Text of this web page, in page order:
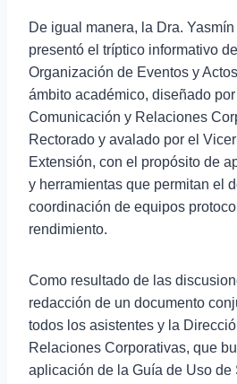
De igual manera, la Dra.
presentó el tríptico informativo
Organización de Eventos y
ámbito académico, diseñado
Comunicación y Relaciones
Rectorado y avalado por el
Extensión, con el propósito de
y herramientas que permitan el
coordinación de equipos
rendimiento.
Como resultado de las
redacción de un documento
todos los asistentes y la
Relaciones Corporativas, que
aplicación de la Guía de Uso de